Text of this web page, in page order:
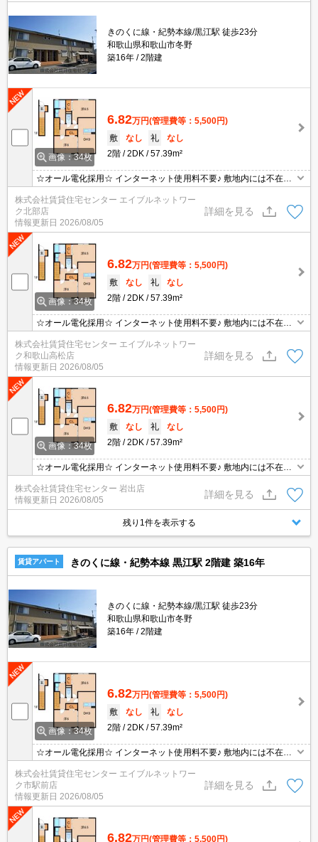
きのくに線・紀勢本線/黒江駅 徒歩23分
和歌山県和歌山市冬野
築16年
2階建
画像：34枚
6.82万円(管理費等：5,500円)
敷
なし 礼
なし
2階
2DK 57.39m²
☆オール電化採用☆ インターネット使用料不要♪ 敷地内には不在時
に便利な宅配BOX設置済み！
株式会社賃貸住宅センター エイブルネットワー
ク北部店
情報更新日 2026/08/05
詳細を見る
画像：34枚
6.82万円(管理費等：5,500円)
敷
なし 礼
なし
2階
2DK 57.39m²
☆オール電化採用☆ インターネット使用料不要♪ 敷地内には不在時
に便利な宅配BOX設置済み！
株式会社賃貸住宅センター エイブルネットワー
ク和歌山高松店
情報更新日 2026/08/05
詳細を見る
画像：34枚
6.82万円(管理費等：5,500円)
敷
なし 礼
なし
2階
2DK 57.39m²
☆オール電化採用☆ インターネット使用料不要♪ 敷地内には不在時
に便利な宅配BOX設置済み！
株式会社賃貸住宅センター 岩出店
情報更新日 2026/08/05
詳細を見る
残り1件を表示する
賃貸アパート きのくに線・紀勢本線 黒江駅 2階建 築16年
きのくに線・紀勢本線/黒江駅 徒歩23分
和歌山県和歌山市冬野
築16年
2階建
画像：34枚
6.82万円(管理費等：5,500円)
敷
なし 礼
なし
2階
2DK 57.39m²
☆オール電化採用☆ インターネット使用料不要♪ 敷地内には不在時
に便利な宅配BOX設置済み！
株式会社賃貸住宅センター エイブルネットワー
ク市駅前店
情報更新日 2026/08/05
詳細を見る
6.82万円(管理費等：5,500円)